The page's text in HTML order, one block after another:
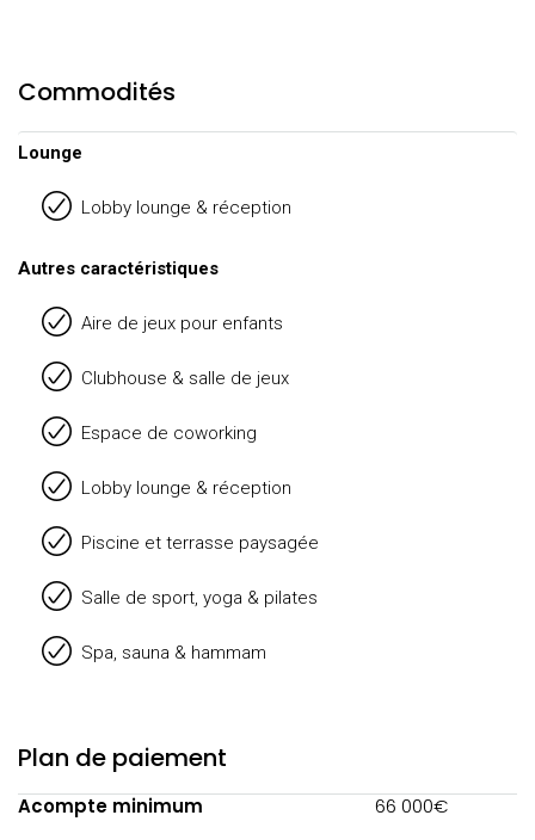
Commodités
Lounge
Lobby lounge & réception
Autres caractéristiques
Aire de jeux pour enfants
Clubhouse & salle de jeux
Espace de coworking
Lobby lounge & réception
Piscine et terrasse paysagée
Salle de sport, yoga & pilates
Spa, sauna & hammam
Plan de paiement
Acompte minimum 66 000€